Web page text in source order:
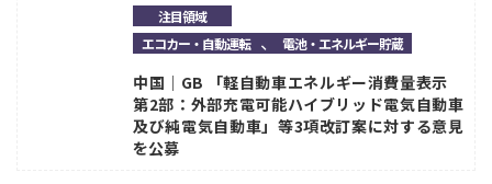
注目領域
エコカー・自動運転 、電池・エネルギー貯蔵
中国｜GB 「軽自動車エネルギー消費量表示
第2部：外部充電可能ハイブリッド電気自動車
及び純電気自動車」等3項改訂案に対する意見
を公募